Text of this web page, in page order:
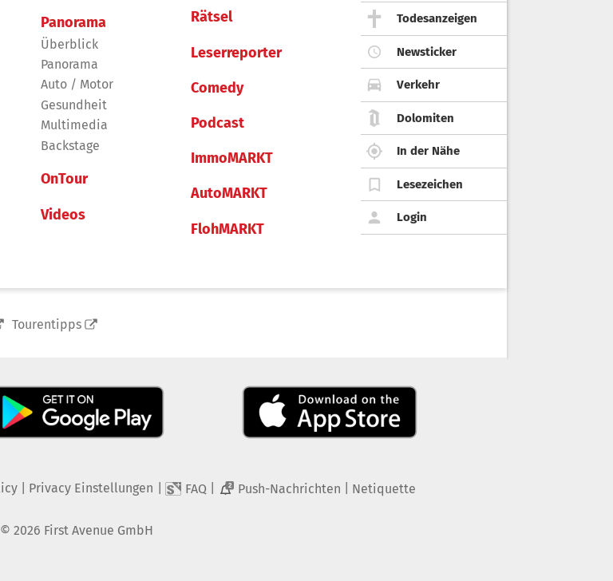
Panorama
Überblick
Panorama
Auto / Motor
Gesundheit
Multimedia
Backstage
OnTour
Videos
Rätsel
Leserreporter
Comedy
Podcast
ImmoMARKT
AutoMARKT
FlohMARKT
Todesanzeigen
Newsticker
Verkehr
Dolomiten
In der Nähe
Lesezeichen
Login
Tourentipps
| Privacy Einstellungen FAQ 2 Push-Nachrichten Netiquette
© 2026 First Avenue GmbH